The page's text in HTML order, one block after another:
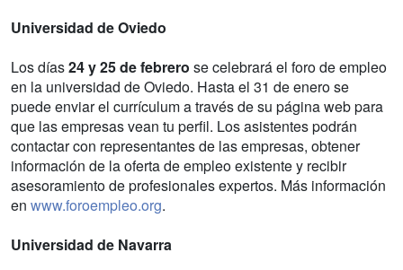
Universidad de Oviedo
Los días24 y 25 de febrero se celebrará el foro de empleo
en la universidad de Oviedo. Hasta el 31 de enero se
puede enviar el currículum a través de su página web para
que las empresas vean tu perfil. Los asistentes podrán
contactar con representantes de las empresas, obtener
información de la oferta de empleo existente y recibir
asesoramiento de profesionales expertos. Más información
en www.foroempleo.org.
Universidad de Navarra